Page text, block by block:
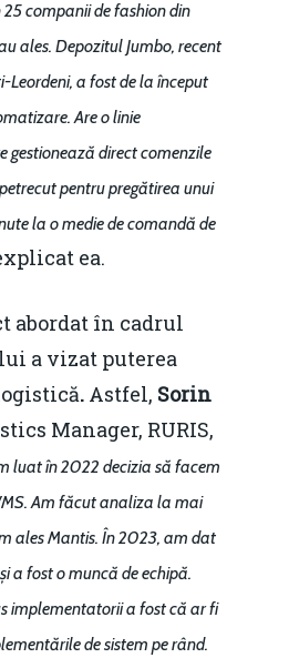
companii de fashion din
ales. Depozitul Jumbo, recent
Leordeni, a fost de la început
Are o linie
direct comenzile
pentru pregătirea unui
la o medie de comandă de
ea.
abordat în cadrul
a vizat puterea
. Astfel, Sorin
Manager, RURIS,
luat în 2022 decizia să facem
Am făcut analiza la mai
ales Mantis. În 2023, am dat
a fost o muncă de echipă.
implementatorii a fost că ar fi
de sistem pe rând.